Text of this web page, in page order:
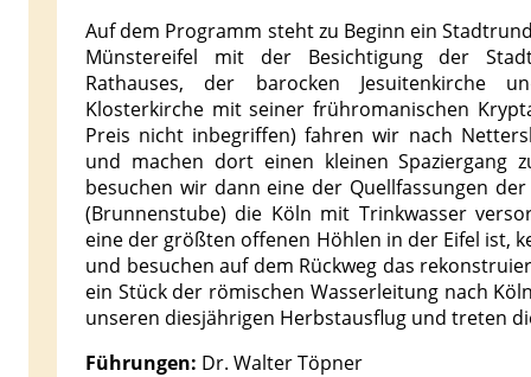
Auf dem Programm steht zu Beginn ein
Münstereifel mit der Besichtigung der
Rathauses, der barocken Jesuitenkirche
Klosterkirche mit seiner frühromanischen
Preis nicht inbegriffen) fahren wir nach
und machen dort einen kleinen Spaziergang
besuchen wir dann eine der Quellfassungen
(Brunnenstube) die Köln mit Trinkwasser
eine der größten offenen Höhlen in der Eifel ist,
und besuchen auf dem Rückweg das
ein Stück der römischen Wasserleitung nach
unseren diesjährigen Herbstausflug und treten
Führungen: Dr. Walter Töpner